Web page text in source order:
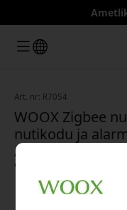
Art. nr: R7054
WOOX Zigbee
nutikodu ja
Alexaga ja vajab
Valge
🎉